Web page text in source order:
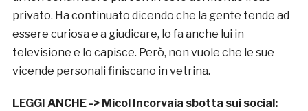
privato. Ha continuato dicendo che la gente tende ad
essere curiosa e a giudicare, lo fa anche lui in
televisione e lo capisce. Però, non vuole che le sue
vicende personali finiscano in vetrina.
LEGGI ANCHE -> Micol Incorvaia sbotta sui social: